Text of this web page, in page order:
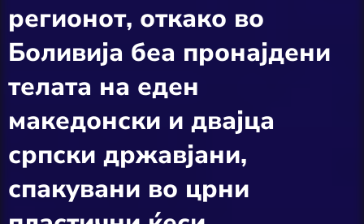
регионот, откако во
Боливија беа пронајдени
телата на еден
македонски и двајца
српски државјани,
спакувани во црни